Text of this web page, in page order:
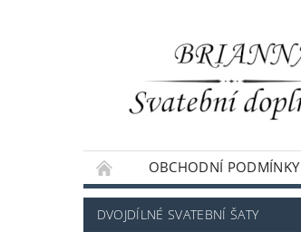
OBCHODNÍ PODMÍNKY
NAPIŠTE NÁM
DVOJDÍLNÉ SVATEBNÍ ŠATY